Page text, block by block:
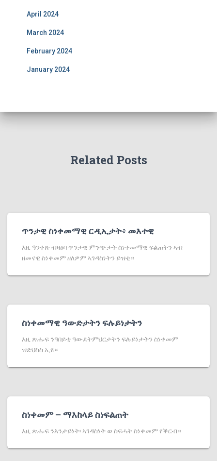
April 2024
March 2024
February 2024
January 2024
Related Posts
ጥንታዊ ስነቀመማዊ ርዲኢታት፥ መእተዊ
እዚ ዓንቀጽ ብዛዕባ ጥንታዊ ምንጭታት ስነቀመማዊ ፍልጠትን ኣብ
ዘመናዊ ስነቀመም ዘለዎም ኣገዳስነትን ይዝቲ።
ስነቀመማዊ ዓውድታትን ፍሉይነታትን
እዚ ጽሑፍ ንዓበይቲ ዓውደትምህርታትን ፍሉይነታትን ስነቀመም
ዝድህስስ ኢዩ።
ስነቀመም – ማእከላይ ስነፍልጠት
እዚ ጽሑፍ ንእንታይነት፡ ኣገዳስነት ወ ስፍሓት ስነቀመም የቕርብ።